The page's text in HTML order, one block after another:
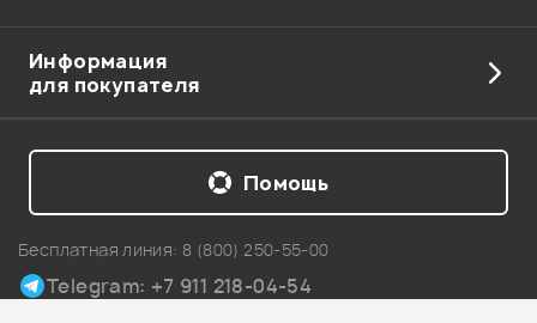
Информация
для покупателя
Бесплатная линия: 8 (800) 250-55-00
Telegram: +7 911 218-04-54
Помощь